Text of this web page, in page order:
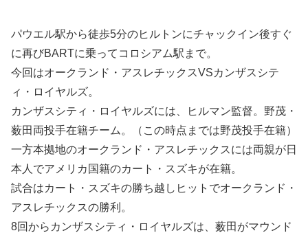
パウエル駅から徒歩5分のヒルトンにチャックイン後すぐ
に再びBARTに乗ってコロシアム駅まで。
今回はオークランド・アスレチックスVSカンザスシテ
ィ・ロイヤルズ。
カンザスシティ・ロイヤルズには、ヒルマン監督。野茂・
薮田両投手在籍チーム。（この時点までは野茂投手在籍）
一方本拠地のオークランド・アスレチックスには両親が日
本人でアメリカ国籍のカート・スズキが在籍。
試合はカート・スズキの勝ち越しヒットでオークランド・
アスレチックスの勝利。
8回からカンザスシティ・ロイヤルズは、薮田がマウンド